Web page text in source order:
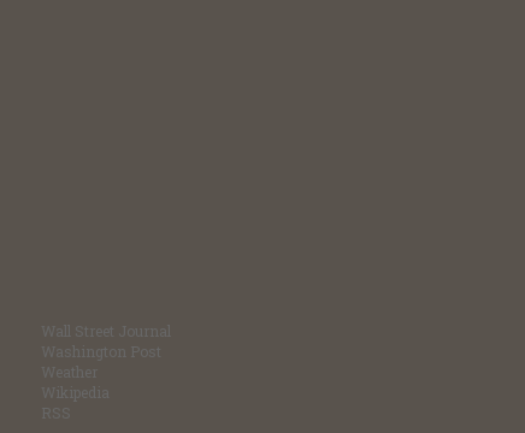
Wall Street Journal
Washington Post
Weather
Wikipedia
RSS